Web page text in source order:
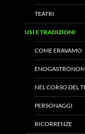
TEATRI
USI E TRADIZIONI
COME ERAVAMO
NEL CORSO DEL
PERSONAGGI
RICORRENZE